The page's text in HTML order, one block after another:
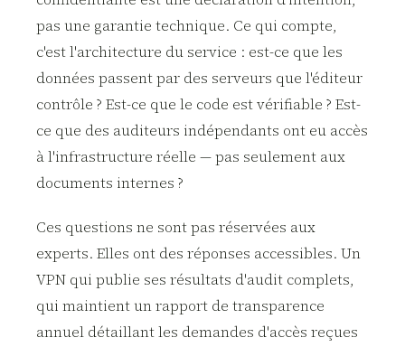
pas une garantie technique. Ce qui compte,
c'est l'architecture du service : est-ce que les
données passent par des serveurs que l'éditeur
contrôle ? Est-ce que le code est vérifiable ? Est-
ce que des auditeurs indépendants ont eu accès
à l'infrastructure réelle — pas seulement aux
documents internes ?
Ces questions ne sont pas réservées aux
experts. Elles ont des réponses accessibles. Un
VPN qui publie ses résultats d'audit complets,
qui maintient un rapport de transparence
annuel détaillant les demandes d'accès reçues